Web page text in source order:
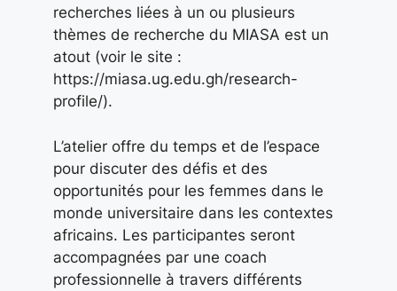
recherches liées à un ou plusieurs
thèmes de recherche du MIASA est un
atout (voir le site :
https://miasa.ug.edu.gh/research-
profile/).
L’atelier offre du temps et de l’espace
pour discuter des défis et des
opportunités pour les femmes dans le
monde universitaire dans les contextes
africains. Les participantes seront
accompagnées par une coach
professionnelle à travers différents